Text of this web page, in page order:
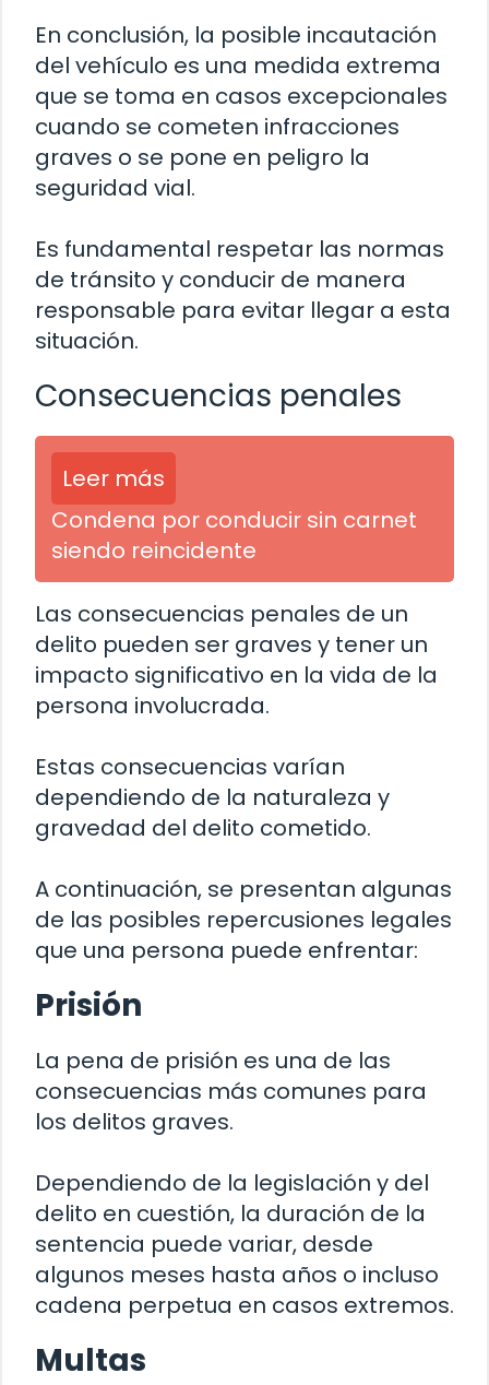
En conclusión, la posible incautación
del vehículo es una medida extrema
que se toma en casos excepcionales
cuando se cometen infracciones
graves o se pone en peligro la
seguridad vial.
Es fundamental respetar las normas
de tránsito y conducir de manera
responsable para evitar llegar a esta
situación.
Consecuencias penales
Leer más
Condena por conducir sin carnet
siendo reincidente
Las consecuencias penales de un
delito pueden ser graves y tener un
impacto significativo en la vida de la
persona involucrada.
Estas consecuencias varían
dependiendo de la naturaleza y
gravedad del delito cometido.
A continuación, se presentan algunas
de las posibles repercusiones legales
que una persona puede enfrentar:
Prisión
La pena de prisión es una de las
consecuencias más comunes para
los delitos graves.
Dependiendo de la legislación y del
delito en cuestión, la duración de la
sentencia puede variar, desde
algunos meses hasta años o incluso
cadena perpetua en casos extremos.
Multas